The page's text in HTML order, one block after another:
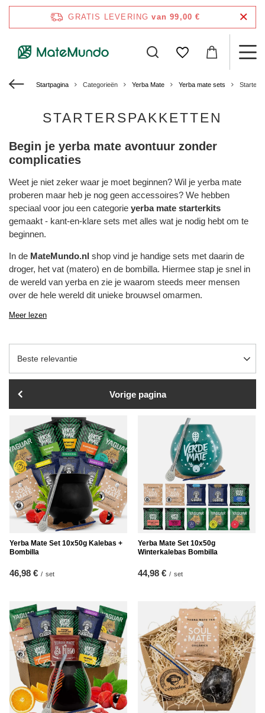
GRATIS LEVERING van 99,00 €
Startpagina Categorieën Yerba Mate Yerba mate sets
STARTERSPAKKETTEN
Begin je yerba mate avontuur zonder
complicaties
Weet je niet zeker waar je moet beginnen? Wil je yerba mate
proberen maar heb je nog geen accessoires? We hebben
speciaal voor jou een categorie yerba mate starterkits
gemaakt - kant-en-klare sets met alles wat je nodig hebt om te
beginnen.
In de MateMundo.nl shop vind je handige sets met daarin de
droger, het vat (matero) en de bombilla. Hiermee stap je snel in
de wereld van yerba en zie je waarom steeds meer mensen
over de hele wereld dit unieke brouwsel omarmen.
Meer lezen
Sortering wijzigen
Beste relevantie
Vorige pagina
Yerba Mate Set 10x50g Kalebas +
Bombilla
46,98 € / set
Yerba Mate Set 10x50g
Winterkalebas Bombilla
44,98 € / set